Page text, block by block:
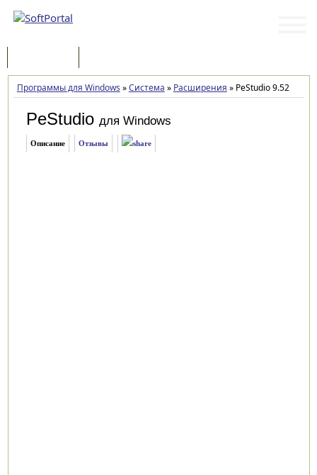
Программы для Windows »Система » Расширения »PeStudio 9.52
PeStudio для Windows
Описание Отзывы